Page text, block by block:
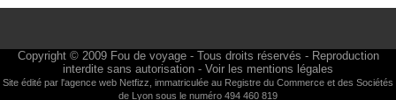
Copyright © 2009 Fou de voyage- Tous droits réservés - Reproduction
interdite sans autorisation - Voir les mentions légales
Site édité par l'agence web Netfizz , immatriculée au Registre du Commerce et des Sociétés
de Lyon sous le numéro 494 460 819